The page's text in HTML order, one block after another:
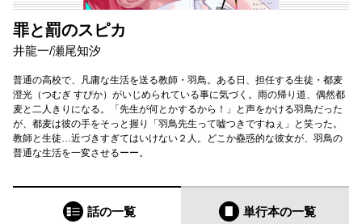
罪と罰のスピカ
井龍一/瀬尾知汐
普通の高校で、凡庸な生活を送る教師・羽鳥。ある日、担任する生徒・都麦
澄光（つむぎ すぴか）がいじめられている事に気づく。雨の帰り道、偶然都
麦と二人きりになる。「先生が何とかするから！」と声をかける羽鳥だった
が、都麦は彼の手をそっと握り「羽鳥先生って嘘つきですねぇ」と笑った。
教師と生徒…近づきすぎてはいけない２人。どこか蠱惑的な彼女が、羽鳥の
普通な生活を一変させるーー。
話の一覧 単行本の一覧